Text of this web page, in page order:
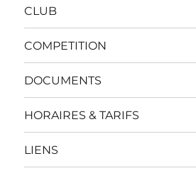
CLUB
COMPETITION
DOCUMENTS
HORAIRES & TARIFS
LIENS